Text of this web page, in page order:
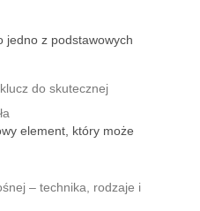
jedno z podstawowych
do skutecznej
element, który może
– technika, rodzaje i